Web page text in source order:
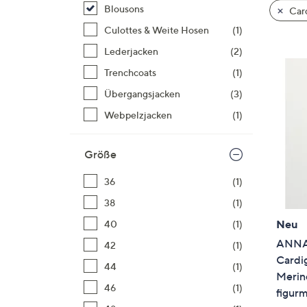
Blousons
Culottes & Weite Hosen
(1)
Lederjacken
(2)
Trenchcoats
(1)
Übergangsjacken
(3)
Webpelzjacken
(1)
Größe
36
(1)
38
(1)
40
(1)
42
(1)
44
(1)
46
(1)
Neu